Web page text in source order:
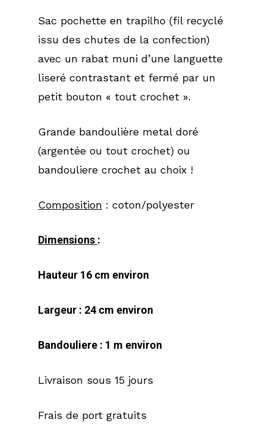
Sac pochette en trapilho (fil recyclé
issu des chutes de la confection)
avec un rabat muni d’une languette
liseré contrastant et fermé par un
petit bouton « tout crochet ».
Grande bandoulière metal doré
(argentée ou tout crochet) ou
bandouliere crochet au choix !
Composition : coton/polyester
Dimensions :
Hauteur 16 cm environ
Largeur : 24 cm environ
Bandouliere : 1 m environ
Livraison sous 15 jours
Frais de port gratuits